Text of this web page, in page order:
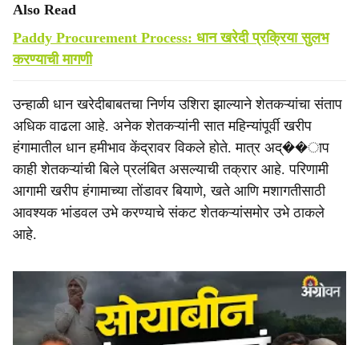
Also Read
Paddy Procurement Process: धान खरेदी प्रक्रिया सुलभ
करण्याची मागणी
उन्हाळी धान खरेदीबाबतचा निर्णय उशिरा झाल्याने शेतकऱ्यांचा संताप
अधिक वाढला आहे. अनेक शेतकऱ्यांनी सात महिन्यांपूर्वी खरीप
हंगामातील धान हमीभाव केंद्रावर विकले होते. मात्र अद्��ाप
काही शेतकऱ्यांची बिले प्रलंबित असल्याची तक्रार आहे. परिणामी
आगामी खरीप हंगामाच्या तोंडावर बियाणे, खते आणि मशागतीसाठी
आवश्यक भांडवल उभे करण्याचे संकट शेतकऱ्यांसमोर उभे ठाकले
आहे.